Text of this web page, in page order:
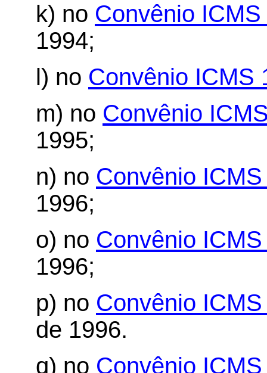
k) no Convênio
1994;
l) no Convênio ICMS
m) no Convênio
1995;
n) no Convênio
1996;
o) no Convênio
1996;
p) no Convênio
de 1996.
q) no Convênio